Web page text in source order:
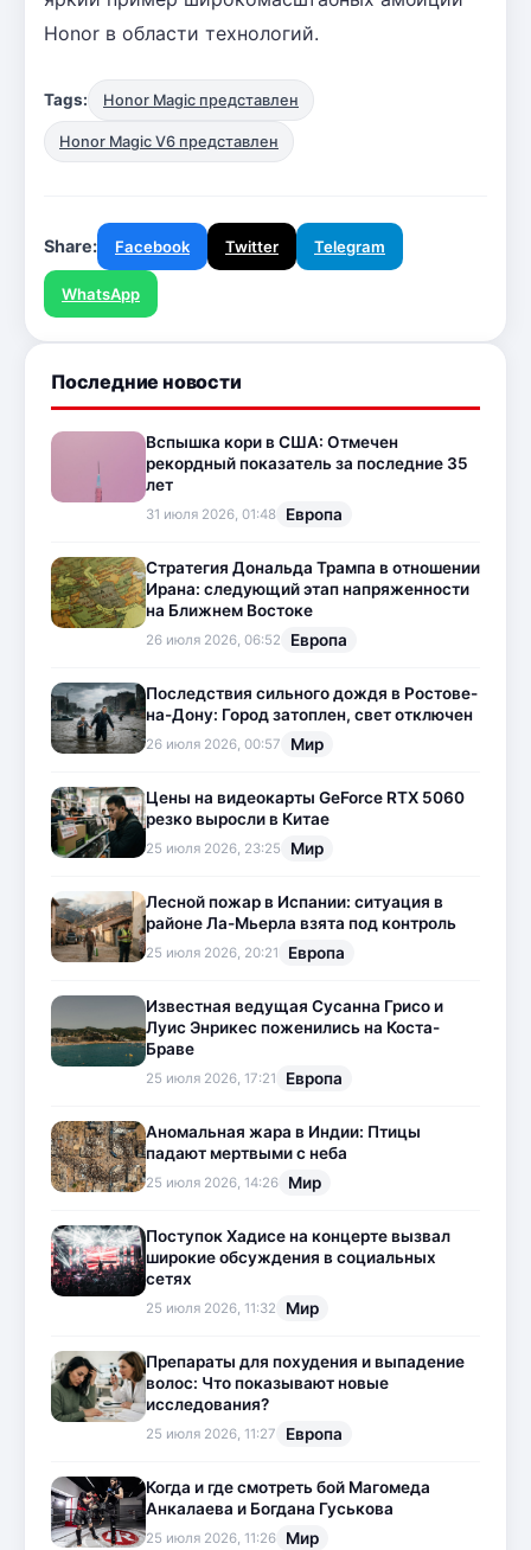
Honor в области технологий.
Tags: Honor Magic представлен
Honor Magic V6 представлен
Share: Facebook Twitter Telegram
WhatsApp
Последние новости
Вспышка кори в США: Отмечен
рекордный показатель за последние 35
лет
31 июля 2026, 01:48 Европа
Стратегия Дональда Трампа в отношении
Ирана: следующий этап напряженности
на Ближнем Востоке
26 июля 2026, 06:52 Европа
Последствия сильного дождя в Ростове-
на-Дону: Город затоплен, свет отключен
26 июля 2026, 00:57 Мир
Цены на видеокарты GeForce RTX 5060
резко выросли в Китае
25 июля 2026, 23:25 Мир
Лесной пожар в Испании: ситуация в
районе Ла-Мьерла взята под контроль
25 июля 2026, 20:21 Европа
Известная ведущая Сусанна Грисо и
Луис Энрикес поженились на Коста-
Браве
25 июля 2026, 17:21 Европа
Аномальная жара в Индии: Птицы
падают мертвыми с неба
25 июля 2026, 14:26 Мир
Поступок Хадисе на концерте вызвал
широкие обсуждения в социальных
сетях
25 июля 2026, 11:32 Мир
Препараты для похудения и выпадение
волос: Что показывают новые
исследования?
25 июля 2026, 11:27 Европа
Когда и где смотреть бой Магомеда
Анкалаева и Богдана Гуськова
25 июля 2026, 11:26 Мир